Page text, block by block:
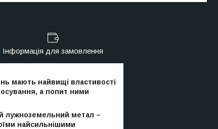
Інформація для замовлення
мають найвищі властивості
а попит ними
лужноземельний метал –
найсильнішими